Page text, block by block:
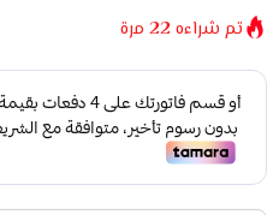
تم شراءه 22 مرة